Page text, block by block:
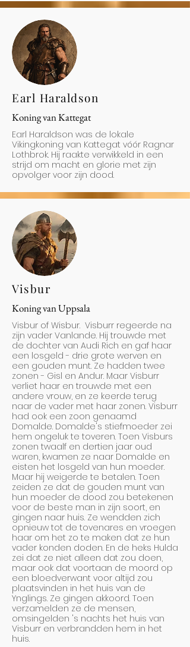
Earl Haraldson
Koning van Kattegat
Earl Haraldson was de lokale
Vikingkoning van Kattegat vóór Ragnar
Lothbrok. Hij raakte verwikkeld in een
strijd om macht en glorie met zijn
opvolger voor zijn dood.
Visbur
Koning van Uppsala
Visbur of Wisbur. Visburr regeerde na
zijn vader Vanlande. Hij trouwde met
de dochter van Audi Rich en gaf haar
een losgeld - drie grote werven en
een gouden munt. Ze hadden twee
zonen - Gisl en Andur. Maar Visburr
verliet haar en trouwde met een
andere vrouw, en ze keerde terug
naar de vader met haar zonen. Visburr
had ook een zoon genaamd
Domalde. Domalde's stiefmoeder zei
hem ongeluk te toveren. Toen Visburs
zonen twaalf en dertien jaar oud
waren, kwamen ze naar Domalde en
eisten het losgeld van hun moeder.
Maar hij weigerde te betalen. Toen
zeiden ze dat de gouden munt van
hun moeder de dood zou betekenen
voor de beste man in zijn soort, en
gingen naar huis. Ze wendden zich
opnieuw tot de tovenares en vroegen
haar om het zo te maken dat ze hun
vader konden doden. En de heks Hulda
zei dat ze niet alleen dat zou doen,
maar ook dat voortaan de moord op
een bloedverwant voor altijd zou
plaatsvinden in het huis van de
Ynglings. Ze gingen akkoord. Toen
verzamelden ze de mensen,
omsingelden 's nachts het huis van
Visburr en verbrandden hem in het
huis.